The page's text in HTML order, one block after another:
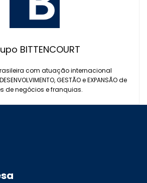
BITTENCOURT
com atuação internacional
GESTÃO e EXPANSÃO de
de negócios e franquias.